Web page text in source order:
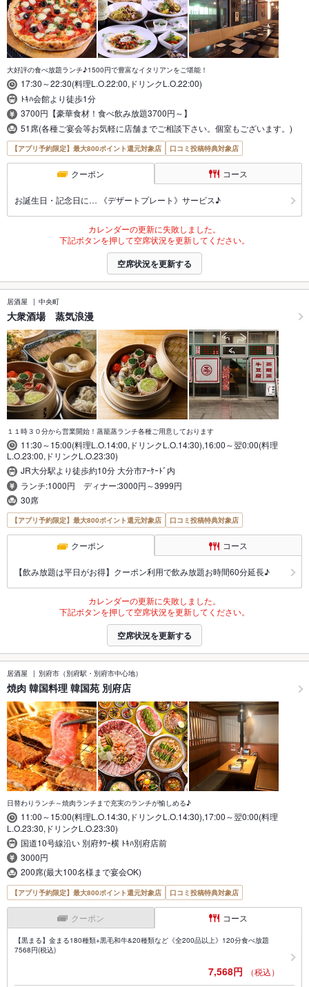
大好評の食べ放題ランチ♪1500円で豊富なイタリアンをご堪能！
17:30～22:30(料理L.O.22:00,ドリンクL.O.22:00)
ﾄｷﾊ会館より徒歩1分
3700円【豪華食材！食べ飲み放題3700円～】
51席(各種ご宴会等お気軽に店舗までご相談下さい。個室もございます。)
【アプリ予約限定】最大800ポイント還元対象店 口コミ投稿特典対象店
クーポン コース
お誕生日・記念日に… 《デザートプレート》サービス♪
カレンダーの更新に失敗しました。
下記ボタンを押して空席状況を更新してください。
空席状況を更新する
居酒屋 中央町
大衆酒場 蒸気浪漫
１１時３０分から営業開始！蒸籠蒸ランチ各種ご用意しております
11:30～15:00(料理L.O.14:00,ドリンクL.O.14:30),16:00～翌0:00(料理
L.O.23:00,ドリンクL.O.23:30)
JR大分駅より徒歩約10分 大分市ｱｰｹｰﾄﾞ内
ランチ:1000円 ディナー:3000円～3999円
30席
【アプリ予約限定】最大800ポイント還元対象店 口コミ投稿特典対象店
クーポン コース
【飲み放題は平日がお得】クーポン利用で飲み放題お時間60分延長♪
カレンダーの更新に失敗しました。
下記ボタンを押して空席状況を更新してください。
空席状況を更新する
居酒屋 別府市（別府駅・別府市中心地）
焼肉 韓国料理 韓国苑 別府店
日替わりランチ～焼肉ランチまで充実のランチが愉しめる♪
11:00～15:00(料理L.O.14:30,ドリンクL.O.14:30),17:00～翌0:00(料理
L.O.23:30,ドリンクL.O.23:30)
国道10号線沿い 別府ﾀﾜｰ横 ﾄｷﾊ別府店前
3000円
200席(最大100名様まで宴会OK)
【アプリ予約限定】最大800ポイント還元対象店 口コミ投稿特典対象店
クーポン コース
【黒まる】金まる180種類+黒毛和牛&20種類など《全200品以上》120分食べ放題
7568円(税込)
7,568円 （税込）